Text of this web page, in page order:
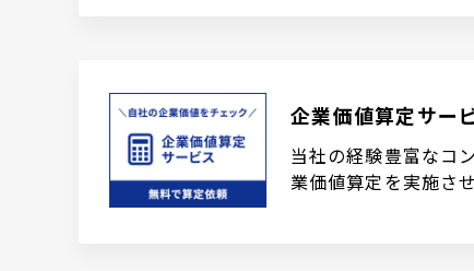
企業価値算定サー
当社の経験豊富なコ
業価値算定を実施さ